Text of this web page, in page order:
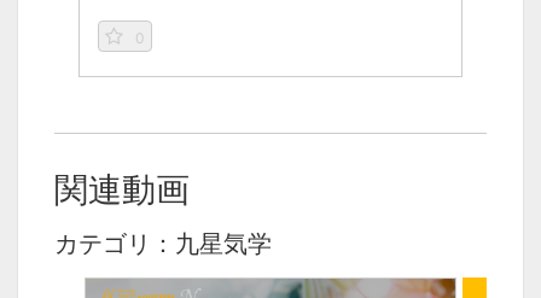
0
関連動画
カテゴリ：九星気学